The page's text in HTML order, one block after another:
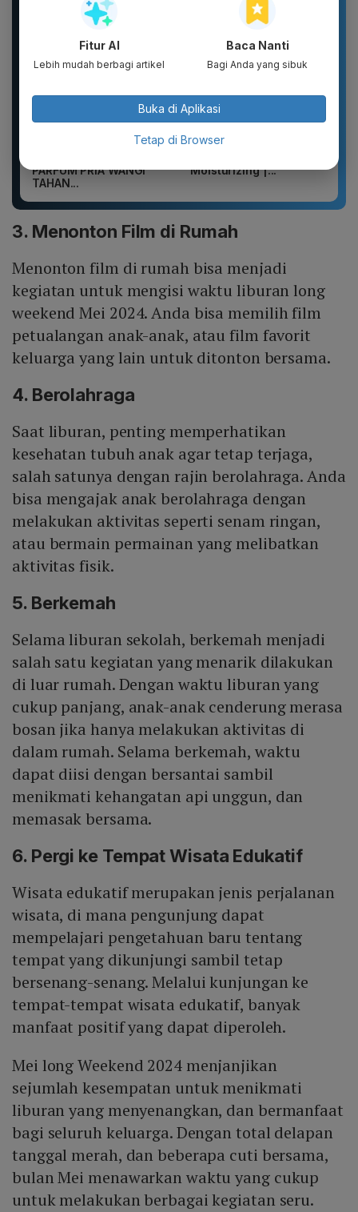
PARFUM SCARLETT
PARFUM PRIA WANGI
TAHAN...
White Body Lotion
Moisturizing |...
3. Menonton Film di Rumah
Menonton film di rumah bisa menjadi
kegiatan untuk mengisi waktu liburan long
weekend Mei 2024. Anda bisa memilih film
petualangan anak-anak, atau film favorit
keluarga yang lain untuk ditonton bersama.
4. Berolahraga
Saat liburan, penting memperhatikan
kesehatan tubuh anak agar tetap terjaga,
salah satunya dengan rajin berolahraga. Anda
bisa mengajak anak berolahraga dengan
melakukan aktivitas seperti senam ringan,
atau bermain permainan yang melibatkan
aktivitas fisik.
5. Berkemah
Selama liburan sekolah, berkemah menjadi
salah satu kegiatan yang menarik dilakukan
di luar rumah. Dengan waktu liburan yang
cukup panjang, anak-anak cenderung merasa
bosan jika hanya melakukan aktivitas di
dalam rumah. Selama berkemah, waktu
dapat diisi dengan bersantai sambil
menikmati kehangatan api unggun, dan
memasak bersama.
6. Pergi ke Tempat Wisata Edukatif
Wisata edukatif merupakan jenis perjalanan
wisata, di mana pengunjung dapat
mempelajari pengetahuan baru tentang
tempat yang dikunjungi sambil tetap
bersenang-senang. Melalui kunjungan ke
tempat-tempat wisata edukatif, banyak
manfaat positif yang dapat diperoleh.
Mei long Weekend 2024 menjanjikan
sejumlah kesempatan untuk menikmati
liburan yang menyenangkan, dan bermanfaat
bagi seluruh keluarga. Dengan total delapan
tanggal merah, dan beberapa cuti bersama,
bulan Mei menawarkan waktu yang cukup
untuk melakukan berbagai kegiatan seru.
Fitur AI
Lebih mudah berbagi artikel
Baca Nanti
Bagi Anda yang sibuk
Buka di Aplikasi
Tetap di Browser